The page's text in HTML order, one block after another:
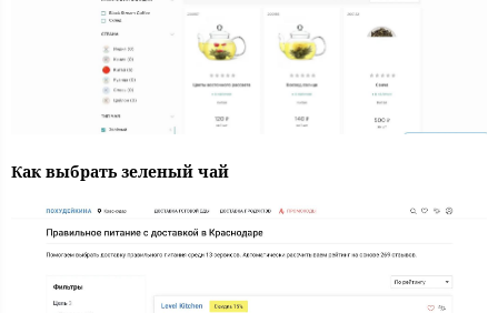
Как выбрать зеленый чай